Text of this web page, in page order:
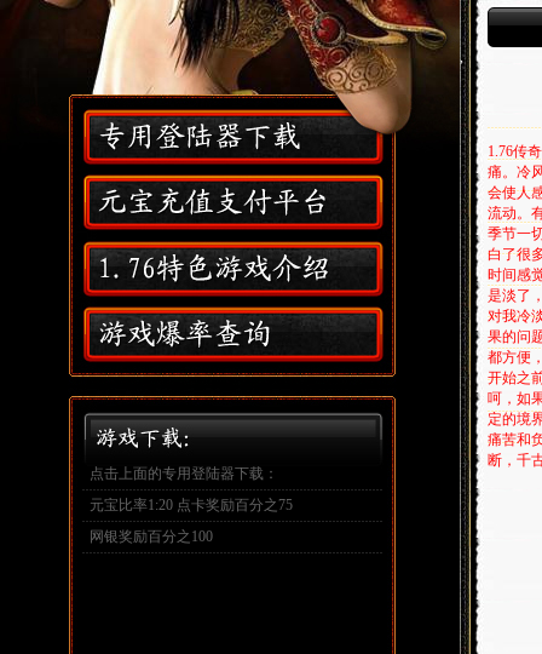
点击上面的专用登陆器下载：
元宝比率1:20 点卡奖励百分之75
网银奖励百分之100
,
1.76传
痛。冷
会使人
流动。
季节一
白了很
时间感
是淡了
对我冷
果的问
都方便
开始之
呵，如
定的境
痛苦和
断，千